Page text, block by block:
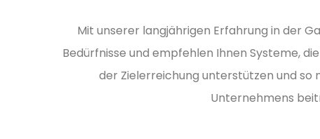
Mit unserer langjährigen Erfahrung in der
Bedürfnisse und empfehlen Ihnen Systeme,
der Zielerreichung unterstützen und so
Unternehmens